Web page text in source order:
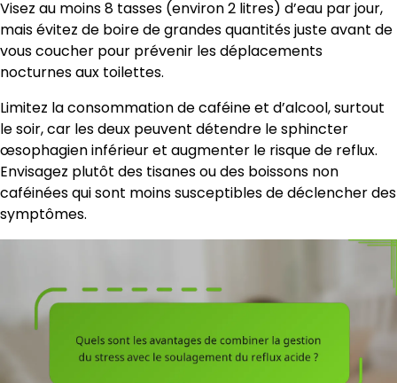
Visez au moins 8 tasses (environ 2 litres) d’eau par jour,
mais évitez de boire de grandes quantités juste avant de
vous coucher pour prévenir les déplacements
nocturnes aux toilettes.
Limitez la consommation de caféine et d’alcool, surtout
le soir, car les deux peuvent détendre le sphincter
œsophagien inférieur et augmenter le risque de reflux.
Envisagez plutôt des tisanes ou des boissons non
caféinées qui sont moins susceptibles de déclencher des
symptômes.